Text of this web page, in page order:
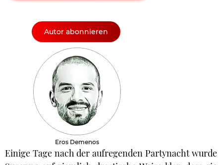
Autor abonnieren
Eros Demenos
Einige Tage nach der aufregenden Partynacht wurde